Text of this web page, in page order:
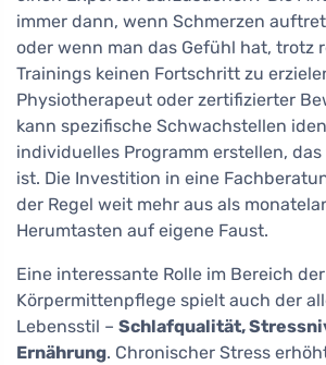
immer dann, wenn Schmerzen
oder wenn man das Gefühl hat, trotz
Trainings keinen Fortschritt zu
Physiotherapeut oder zertifizierter
kann spezifische Schwachstellen
individuelles Programm erstellen,
ist. Die Investition in eine
der Regel weit mehr aus als
Herumtasten auf eigene Faust.
Eine interessante Rolle im Bereich der
Körpermittenpflege spielt auch der
Lebensstil – Schlafqualität,
Ernährung. Chronischer Stress